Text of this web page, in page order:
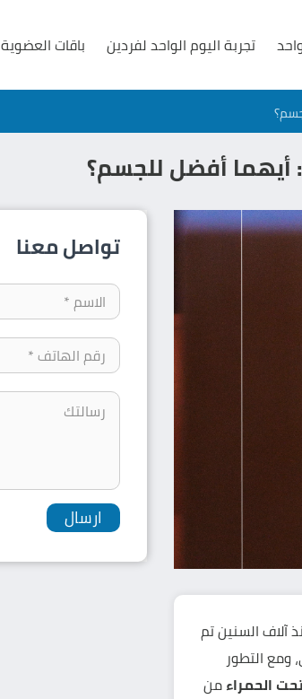
تجربة اليوم الواحد لفردين باقات العضوية
أيهما أفضل للجسم؟
آلاف السنين تم
ومع التطور
الحمراءمن
تواصل معنا